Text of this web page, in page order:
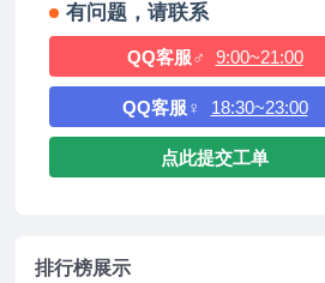
有问题，请联系
QQ客服♂ 9:00~21:00
QQ客服♀ 18:30~23:00
点此提交工单
排行榜展示